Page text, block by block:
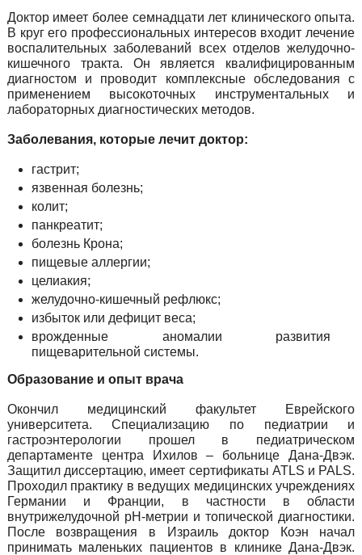
Доктор имеет более семнадцати лет клинического опыта.
В круг его профессиональных интересов входит лечение
воспалительных заболеваний всех отделов желудочно-
кишечного тракта. Он является квалифицированным
диагностом и проводит комплексные обследования с
применением высокоточных инструментальных и
лабораторных диагностических методов.
Заболевания, которые лечит доктор:
гастрит;
язвенная болезнь;
колит;
панкреатит;
болезнь Крона;
пищевые аллергии;
целиакия;
желудочно-кишечный рефлюкс;
избыток или дефицит веса;
врожденные аномалии развития
пищеварительной системы.
Образование и опыт врача
Окончил медицинский факультет Еврейского
университета. Специализацию по педиатрии и
гастроэнтерологии прошел в педиатрическом
департаменте центра Ихилов – больнице Дана-Двэк.
Защитил диссертацию, имеет сертификаты ATLS и PALS.
Проходил практику в ведущих медицинских учреждениях
Германии и Франции, в частности в области
внутрижелудочной рН-метрии и топической диагностики.
После возвращения в Израиль доктор Коэн начал
принимать маленьких пациентов в клинике Дана-Двэк.